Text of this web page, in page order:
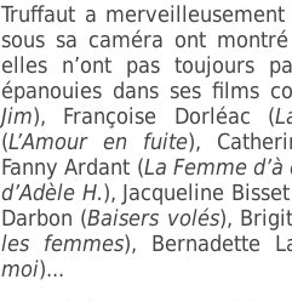
Truffaut a
sous sa caméra ont
elles n’ont pas toujours
épanouies dans ses films
Jim), Françoise Dorléac (
(L’Amour en fuite),
Fanny Ardant (La Femme d’à
d’Adèle H.), Jacqueline
Darbon (Baisers volés),
les femmes), Bernadette
moi)...